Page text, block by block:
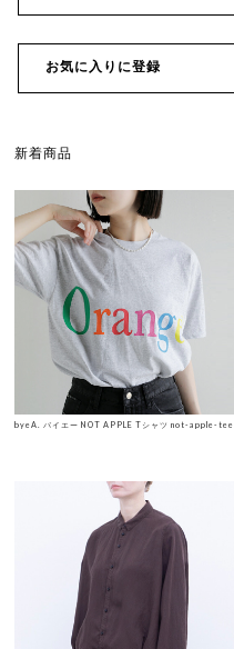
お気に入りに登録
新着商品
byeA. バイエー NOT APPLE Tシャツ not-apple-tee